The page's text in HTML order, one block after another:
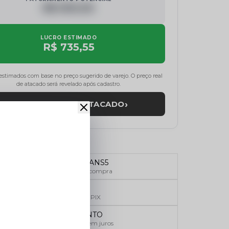
LUCRO ESTIMADO
R$ 735,55
com base no preço sugerido de varejo. O preço real
de atacado será revelado após cadastro.
REVELAR PREÇO ATACADO›
CUPOM SOLJEANS5
5% OFF na primeira compra
Pagamentos via PIX
PARCELAMENTO
Toda loja em até 6x sem juros